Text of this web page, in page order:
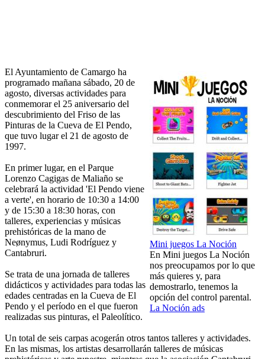
Mini juegos La Noción
En Mini juegos La Noción
nos preocupamos por lo que
más quieres y, para
demostrarlo, tenemos la
opción del control parental.
La Noción ads
El Ayuntamiento de Camargo ha
programado mañana sábado, 20 de
agosto, diversas actividades para
conmemorar el 25 aniversario del
descubrimiento del Friso de las
Pinturas de la Cueva de El Pendo,
que tuvo lugar el 21 de agosto de
1997.
En primer lugar, en el Parque
Lorenzo Cagigas de Maliaño se
celebrará la actividad 'El Pendo viene
a verte', en horario de 10:30 a 14:00
y de 15:30 a 18:30 horas, con
talleres, experiencias y músicas
prehistóricas de la mano de
Neønymus, Ludi Rodríguez y
Cantabruri.
Se trata de una jornada de talleres
didácticos y actividades para todas las
edades centradas en la Cueva de El
Pendo y el período en el que fueron
realizadas sus pinturas, el Paleolítico.
Un total de seis carpas acogerán otros tantos talleres y actividades.
En las mismas, los artistas desarrollarán talleres de músicas